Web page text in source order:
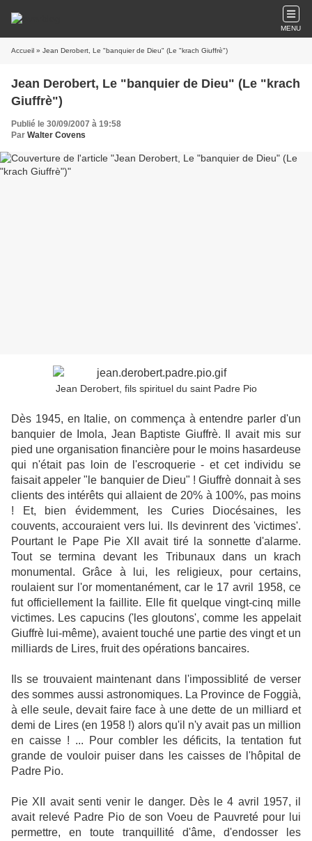
MENU
Accueil » Jean Derobert, Le "banquier de Dieu" (Le "krach Giuffrè")
Jean Derobert, Le "banquier de Dieu" (Le "krach
Giuffrè")
Publié le 30/09/2007 à 19:58
Par Walter Covens
Jean Derobert, fils spirituel du saint Padre Pio
Dès 1945, en Italie, on commença à entendre parler d'un
banquier de Imola, Jean Baptiste Giuffrè. Il avait mis sur
pied une organisation financière pour le moins hasardeuse
qui n'était pas loin de l'escroquerie - et cet individu se
faisait appeler "le banquier de Dieu" ! Giuffrè donnait à ses
clients des intérêts qui allaient de 20% à 100%, pas moins
! Et, bien évidemment, les Curies Diocésaines, les
couvents, accouraient vers lui. Ils devinrent des 'victimes'.
Pourtant le Pape Pie XII avait tiré la sonnette d'alarme.
Tout se termina devant les Tribunaux dans un krach
monumental. Grâce à lui, les religieux, pour certains,
roulaient sur l'or momentanément, car le 17 avril 1958, ce
fut officiellement la faillite. Elle fit quelque vingt-cinq mille
victimes. Les capucins ('les gloutons', comme les appelait
Giuffrè lui-même), avaient touché une partie des vingt et un
milliards de Lires, fruit des opérations bancaires.
Ils se trouvaient maintenant dans l'impossiblité de verser
des sommes aussi astronomiques. La Province de Foggià,
à elle seule, devait faire face à une dette de un milliard et
demi de Lires (en 1958 !) alors qu'il n'y avait pas un million
en caisse ! ... Pour combler les déficits, la tentation fut
grande de vouloir puiser dans les caisses de l'hôpital de
Padre Pio.
Pie XII avait senti venir le danger. Dès le 4 avril 1957, il
avait relevé Padre Pio de son Voeu de Pauvreté pour lui
permettre, en toute tranquillité d'âme, d'endosser les